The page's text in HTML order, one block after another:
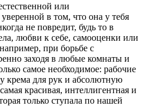
или
в том, что она у тебя
не повредит, будь то в
любви к себе, самооценки или
при борьбе с
заходя в любые комнаты и
самое необходимое: рабочие
крема для рук и абсолютную
красивая, интеллигентная и
только ступала по нашей